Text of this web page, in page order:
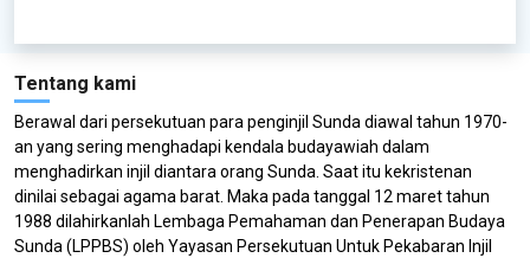
Tentang kami
Berawal dari persekutuan para penginjil Sunda diawal tahun 1970-
an yang sering menghadapi kendala budayawiah dalam
menghadirkan injil diantara orang Sunda. Saat itu kekristenan
dinilai sebagai agama barat. Maka pada tanggal 12 maret tahun
1988 dilahirkanlah Lembaga Pemahaman dan Penerapan Budaya
Sunda (LPPBS) oleh Yayasan Persekutuan Untuk Pekabaran Injil